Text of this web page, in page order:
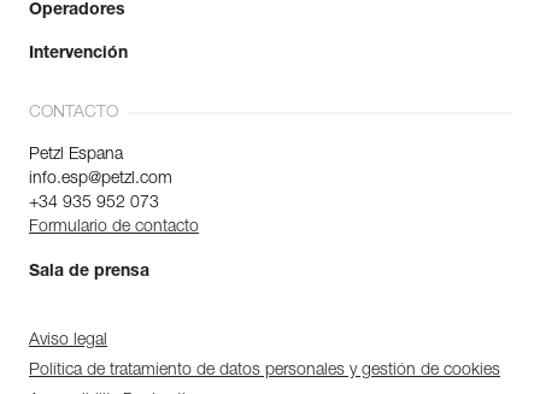
Operadores
Intervención
CONTACTO
Petzl Espana
info.esp@petzl.com
+34 935 952 073
Formulario de contacto
Sala de prensa
Aviso legal
Política de tratamiento de datos personales y gestión de cookies